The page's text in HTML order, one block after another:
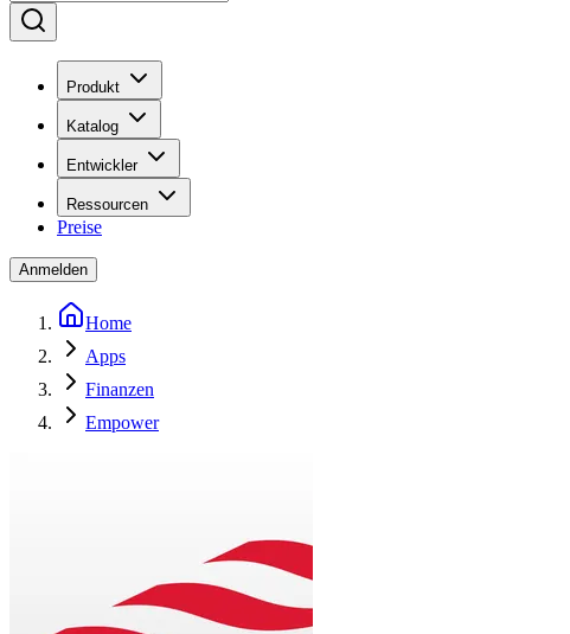
Produkt
Katalog
Entwickler
Ressourcen
Preise
Anmelden
Home
Apps
Finanzen
Empower